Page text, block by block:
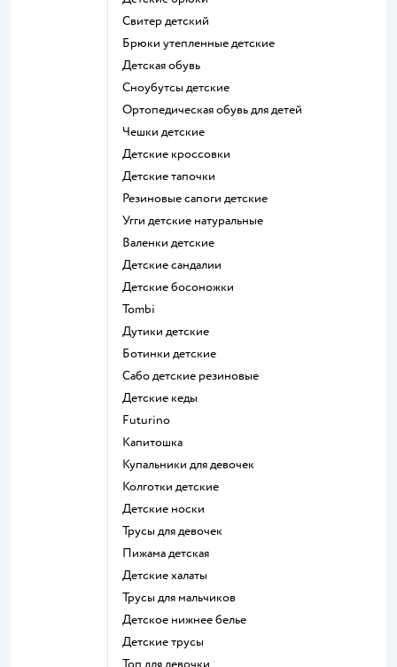
Свитер детский
Брюки утепленные детские
Детская обувь
Сноубутсы детские
Ортопедическая обувь для детей
Чешки детские
Детские кроссовки
Детские тапочки
Резиновые сапоги детские
Угги детские натуральные
Валенки детские
Детские сандалии
Детские босоножки
Tombi
Дутики детские
Ботинки детские
Сабо детские резиновые
Детские кеды
Futurino
Капитошка
Купальники для девочек
Колготки детские
Детские носки
Трусы для девочек
Пижама детская
Детские халаты
Трусы для мальчиков
Детское нижнее белье
Детские трусы